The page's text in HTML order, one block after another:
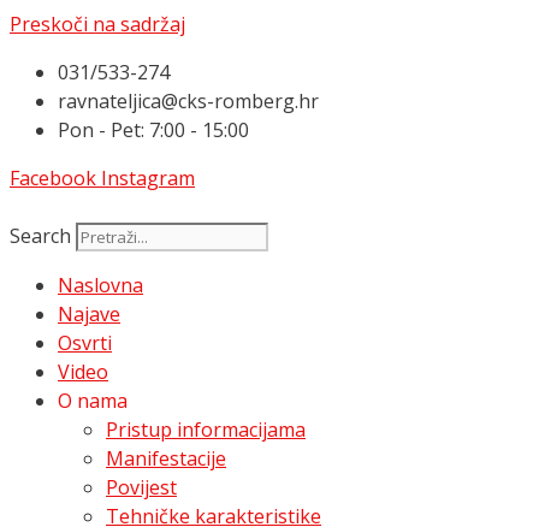
Preskoči na sadržaj
031/533-274
ravnateljica@cks-romberg.hr
Pon - Pet: 7:00 - 15:00
Facebook Instagram
Search
Naslovna
Najave
Osvrti
Video
O nama
Pristup informacijama
Manifestacije
Povijest
Tehničke karakteristike